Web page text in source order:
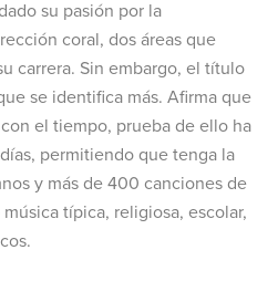
su pasión por la
coral, dos áreas que
carrera. Sin embargo, el título
se identifica más. Afirma que
el tiempo, prueba de ello ha
permitiendo que tenga la
y más de 400 canciones de
típica, religiosa, escolar,